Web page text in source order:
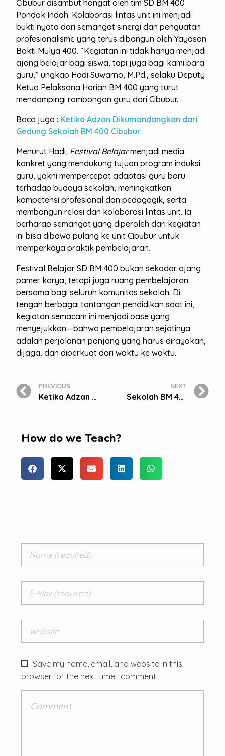
Cibubur disambut hangat oleh tim SD BM 400
Pondok Indah. Kolaborasi lintas unit ini menjadi
bukti nyata dari semangat sinergi dan penguatan
profesionalisme yang terus dibangun oleh Yayasan
Bakti Mulya 400. “Kegiatan ini tidak hanya menjadi
ajang belajar bagi siswa, tapi juga bagi kami para
guru,” ungkap Hadi Suwarno, M.Pd., selaku Deputy
Ketua Pelaksana Harian BM 400 yang turut
mendampingi rombongan guru dari Cibubur.
Baca juga : Ketika Adzan Dikumandangkan dari
Gedung Sekolah BM 400 Cibubur
Menurut Hadi, Festival Belajarmenjadi media
konkret yang mendukung tujuan program induksi
guru, yakni mempercepat adaptasi guru baru
terhadap budaya sekolah, meningkatkan
kompetensi profesional dan pedagogik, serta
membangun relasi dan kolaborasi lintas unit. Ia
berharap semangat yang diperoleh dari kegiatan
ini bisa dibawa pulang ke unit Cibubur untuk
memperkaya praktik pembelajaran.
Festival Belajar SD BM 400 bukan sekadar ajang
pamer karya, tetapi juga ruang pembelajaran
bersama bagi seluruh komunitas sekolah. Di
tengah berbagai tantangan pendidikan saat ini,
kegiatan semacam ini menjadi oase yang
menyejukkan—bahwa pembelajaran sejatinya
adalah perjalanan panjang yang harus dirayakan,
dijaga, dan diperkuat dari waktu ke waktu.
PREVIOUS
Ketika Adzan Dikumandangkan dari Gedung Sekolah BM 400 Cibubur
NEXT
Sekolah BM 400 Cibubur Ikut “Gerakan Tujuh Kebiasaan Anak Indonesia Hebat”
How do we Teach?
Save my name, email, and website in this
browser for the next time I comment.